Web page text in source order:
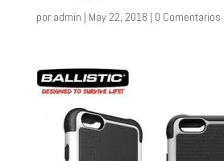
por admin | May 22, 2018 | 0 Comentarios